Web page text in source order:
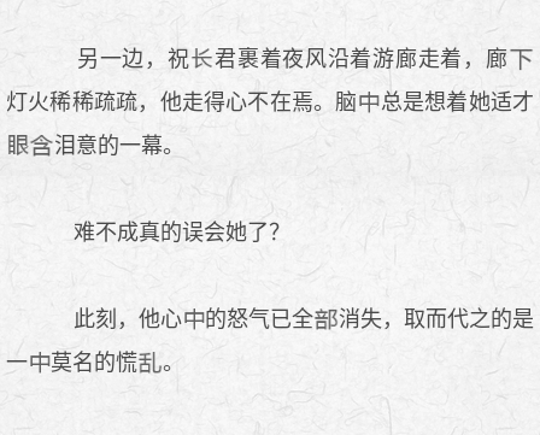
另一边，祝
君裹着夜风沿着游廊走着，廊
灯火稀稀疏疏，他走得心不在焉。脑
总是想着她适才
泪意的一幕。
难不成真的误会她了？
此刻，他心 的怒气已全
消失，取而代之的是
一
莫名的慌 。